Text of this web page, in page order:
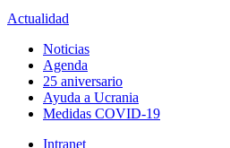
Actualidad
Noticias
Agenda
25 aniversario
Ayuda a Ucrania
Medidas COVID-19
Intranet